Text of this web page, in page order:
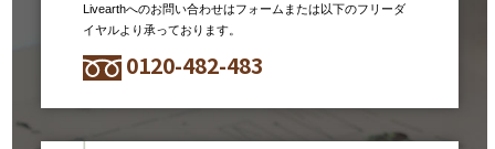
Livearthへのお問い合わせはフォームまたは以下のフリーダ
イヤルより承っております。
0120-482-483